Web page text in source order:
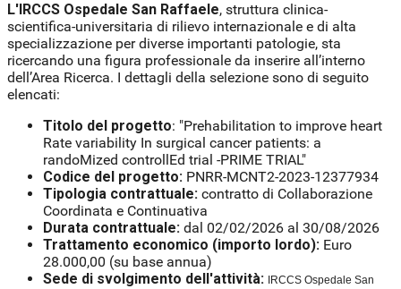
L'IRCCS Ospedale San Raffaele, struttura clinica-
scientifica-universitaria di rilievo internazionale e di alta
specializzazione per diverse importanti patologie, sta
ricercando una figura professionale da inserire all’interno
dell’Area Ricerca. I dettagli della selezione sono di seguito
elencati:
Titolo del progetto: "Prehabilitation to improve heart
Rate variability In surgical cancer patients: a
randoMized controllEd trial -PRIME TRIAL"
Codice del progetto: PNRR-MCNT2-2023-12377934
Tipologia contrattuale: contratto di Collaborazione
Coordinata e Continuativa
Durata contrattuale: dal 02/02/2026 al 30/08/2026
Trattamento economico (importo lordo): Euro
28.000,00 (su base annua)
Sede di svolgimento dell'attività:
IRCCS Ospedale San